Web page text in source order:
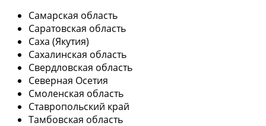
Самарская область
Саратовская область
Саха (Якутия)
Сахалинская область
Свердловская область
Северная Осетия
Смоленская область
Ставропольский край
Тамбовская область